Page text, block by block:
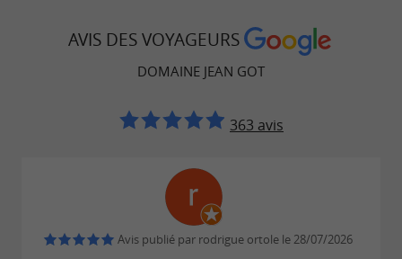
AVIS DES VOYAGEURS
DOMAINE JEAN GOT
363 avis
Avis publié par rodrigue ortole le 28/07/2026